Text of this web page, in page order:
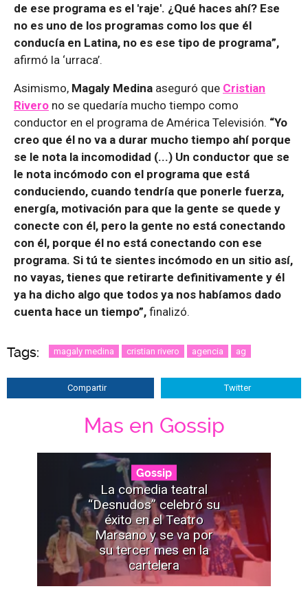
de ese programa es el 'raje'. ¿Qué haces ahí? Ese
no es uno de los programas como los que él
conducía en Latina, no es ese tipo de programa”,
afirmó la ‘urraca’.
Asimismo, Magaly Medina aseguró que Cristian
Rivero no se quedaría mucho tiempo como
conductor en el programa de América Televisión. “Yo
creo que él no va a durar mucho tiempo ahí porque
se le nota la incomodidad (...) Un conductor que se
le nota incómodo con el programa que está
conduciendo, cuando tendría que ponerle fuerza,
energía, motivación para que la gente se quede y
conecte con él, pero la gente no está conectando
con él, porque él no está conectando con ese
programa. Si tú te sientes incómodo en un sitio así,
no vayas, tienes que retirarte definitivamente y él
ya ha dicho algo que todos ya nos habíamos dado
cuenta hace un tiempo”, finalizó.
Tags: magaly medina cristian rivero agencia ag
Compartir Twitter
Mas en Gossip
Gossip
La comedia teatral
“Desnudos” celebró su
éxito en el Teatro
Marsano y se va por
su tercer mes en la
cartelera